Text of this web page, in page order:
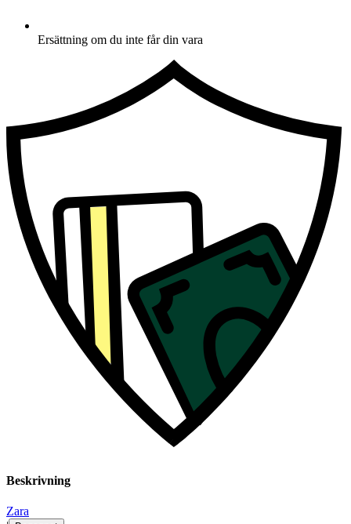
Ersättning om du inte får din vara
Beskrivning
Zara